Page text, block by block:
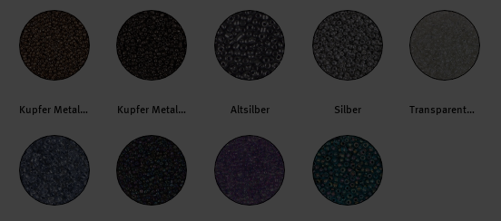
Kupfer Metallic Kupfer Metallic dunkel Altsilber Silber Transparent/Silber